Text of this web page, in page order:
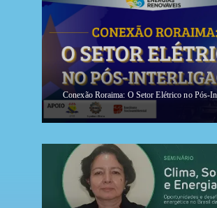
Conexão Roraima: O Setor Elétrico no Pós-